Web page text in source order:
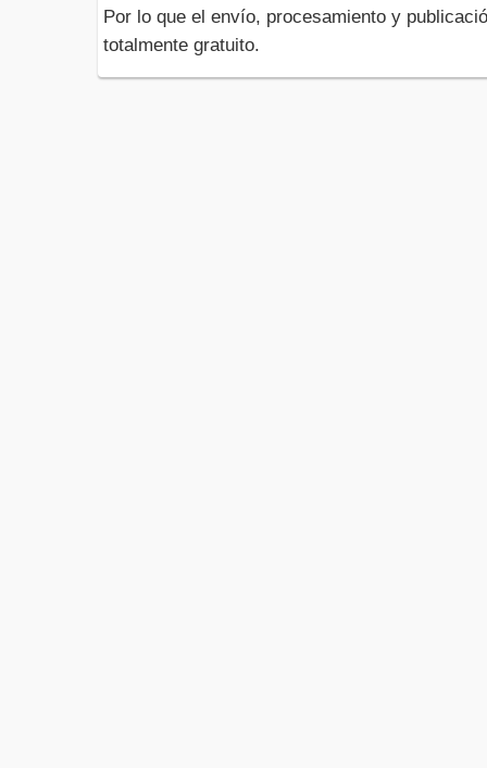
Por lo que el envío, procesamiento y
totalmente gratuito.